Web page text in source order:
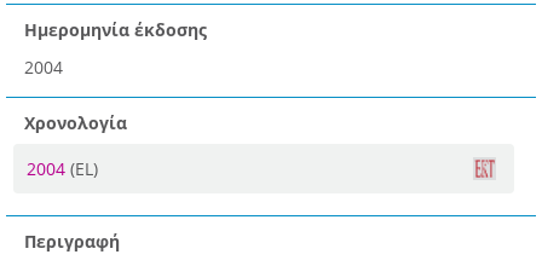
Ημερομηνία έκδοσης
2004
Χρονολογία
2004 (EL)
Περιγραφή